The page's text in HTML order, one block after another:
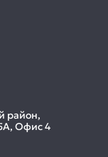
район,
Офис 4